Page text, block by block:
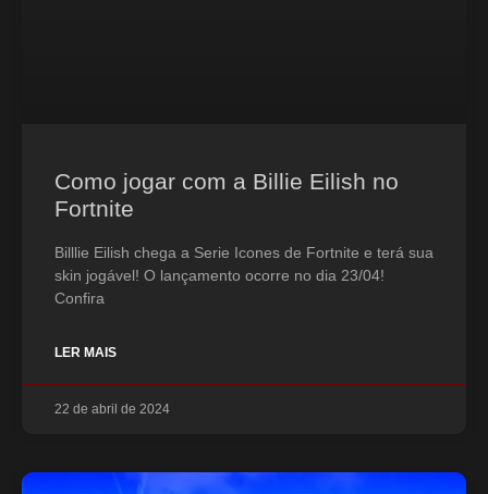
Como jogar com a Billie Eilish no
Fortnite
Billlie Eilish chega a Serie Icones de Fortnite e terá sua
skin jogável! O lançamento ocorre no dia 23/04!
Confira
LER MAIS
22 de abril de 2024